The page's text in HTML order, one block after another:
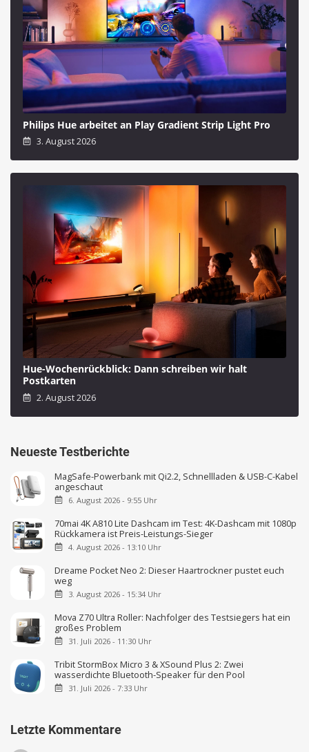
Philips Hue arbeitet an Play Gradient Strip Light Pro
3. August 2026
Hue-Wochenrückblick: Dann schreiben wir halt
Postkarten
2. August 2026
Neueste Testberichte
MagSafe-Powerbank mit Qi2.2, Schnellladen & USB-C-Kabel
angeschaut
6. August 2026 - 9:55 Uhr
70mai 4K A810 Lite Dashcam im Test: 4K-Dashcam mit 1080p
Rückkamera ist Preis-Leistungs-Sieger
4. August 2026 - 13:10 Uhr
Dreame Pocket Neo 2: Dieser Haartrockner pustet euch
weg
3. August 2026 - 15:34 Uhr
Mova Z70 Ultra Roller: Nachfolger des Testsiegers hat ein
großes Problem
31. Juli 2026 - 11:30 Uhr
Tribit StormBox Micro 3 & XSound Plus 2: Zwei
wasserdichte Bluetooth-Speaker für den Pool
31. Juli 2026 - 7:33 Uhr
Letzte Kommentare